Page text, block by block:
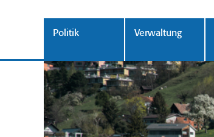
Politik Verwaltung